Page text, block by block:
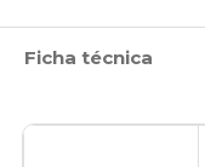
Ficha técnica